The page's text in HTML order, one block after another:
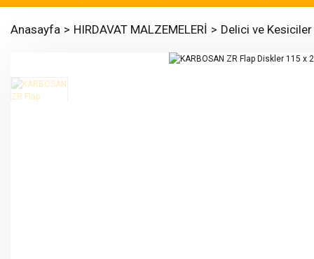
Anasayfa HIRDAVAT MALZEMELERİ Delici ve Kesiciler